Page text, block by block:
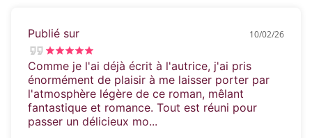
Publié sur 10/02/26
Comme je l'ai déjà écrit à l'autrice, j'ai pris
énormément de plaisir à me laisser porter par
l'atmosphère légère de ce roman, mêlant
fantastique et romance. Tout est réuni pour
passer un délicieux mo...